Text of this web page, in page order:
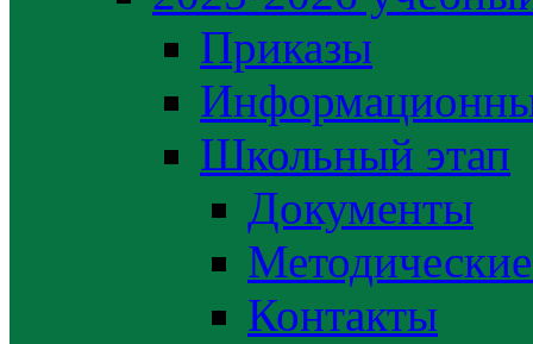
Приказы
Школьный этап
Документы
Контакты